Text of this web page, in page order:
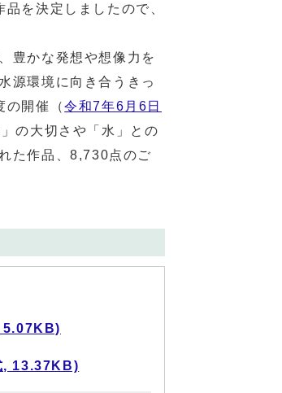
を決定しましたので、
豊かな発想や想像力を
源環境に向き合うきっ
の開催（令和7年6月6日
の大切さや「水」との
た作品、8,730点のご
5.07KB)
, 13.37KB)